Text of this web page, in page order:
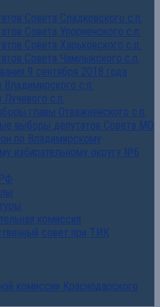
Совета Сладковского с.п.
Совета Упорненского с.п.
Совета Харьковского с.п.
Совета Чамлыкского с.п.
9 сентября 2018 года
с.п.
с.п.
главы Отважненского с.п.
выборы депутатов Совета МО
по Владимирскому
избирательному округу №6
комиссия
совет при ТИК
комиссии Краснодарского